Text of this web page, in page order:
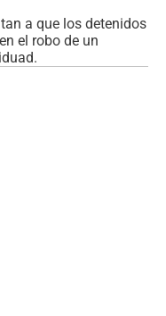
a que los detenidos
el robo de un